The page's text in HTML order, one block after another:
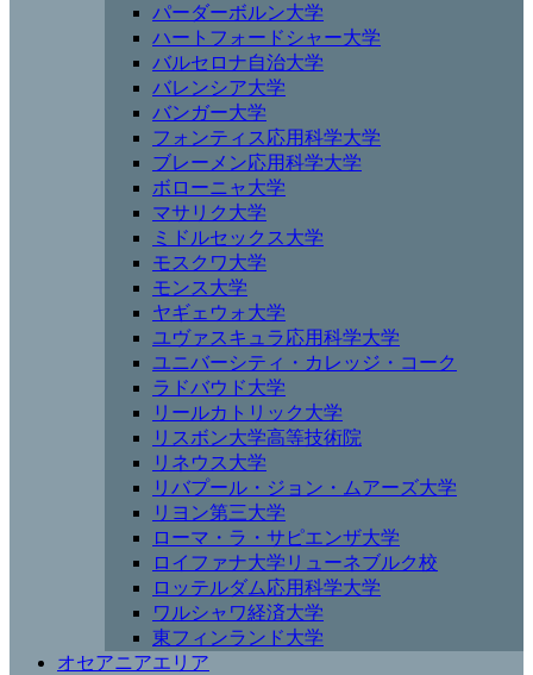
パーダーボルン大学
ハートフォードシャー大学
バルセロナ自治大学
バレンシア大学
バンガー大学
フォンティス応用科学大学
ブレーメン応用科学大学
ボローニャ大学
マサリク大学
ミドルセックス大学
モスクワ大学
モンス大学
ヤギェウォ大学
ユヴァスキュラ応用科学大学
ユニバーシティ・カレッジ・コーク
ラドバウド大学
リールカトリック大学
リスボン大学高等技術院
リネウス大学
リバプール・ジョン・ムアーズ大学
リヨン第三大学
ローマ・ラ・サピエンザ大学
ロイファナ大学リューネブルク校
ロッテルダム応用科学大学
ワルシャワ経済大学
東フィンランド大学
オセアニアエリア